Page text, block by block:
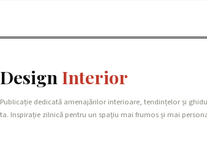
Design Interior
Publicație dedicată amenajărilor interioare, tendințelor și
ta. Inspirație zilnică pentru un spațiu mai frumos și mai